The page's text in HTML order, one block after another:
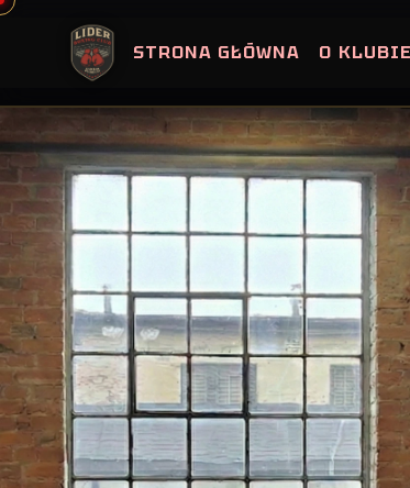
Skip
STRONA GŁÓWNA O KLUBIE